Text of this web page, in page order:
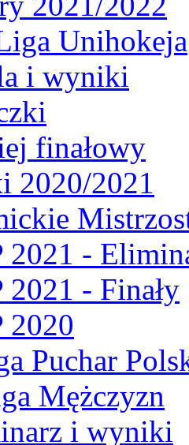
Unihokeja
i wyniki
finałowy
2020/2021
2021 -
- Finały
2020
Puchar
Mężczyzn
i wyniki